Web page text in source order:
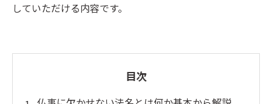
していただける内容です。
目次